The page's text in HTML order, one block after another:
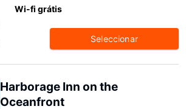
Wi-fi grátis
Seleccionar
Harborage Inn on the
Oceanfront